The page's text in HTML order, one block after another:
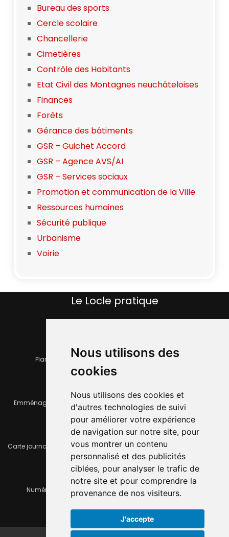
Nous utilisons des
cookies
Nous utilisons des cookies et
d'autres technologies de suivi
pour améliorer votre expérience
de navigation sur notre site, pour
vous montrer un contenu
personnalisé et des publicités
ciblées, pour analyser le trafic de
notre site et pour comprendre la
provenance de nos visiteurs.
J'accepte
Bureau des sports
Cercle scolaire
Chancellerie
Cimetières
Contrôle des Habitants
Etat Civil des Montagnes neuchâteloises
Finances
Forêts
Gérance des bâtiments
GSR – Guichet Accord
GSR – Agence AVS/AI
GSR – Services sociaux
Promotion et communication de la Ville
Ressources humaines
Sécurité publique
Urbanisme
Voirie
Le Locle pratique
Plan de la ville Horaires et services communaux
Emménager ou déménager Infos pratiques
Carte journalière CFF - Flexicard Travaux importants en cours
Numéros d'urgence À louer / à vendre